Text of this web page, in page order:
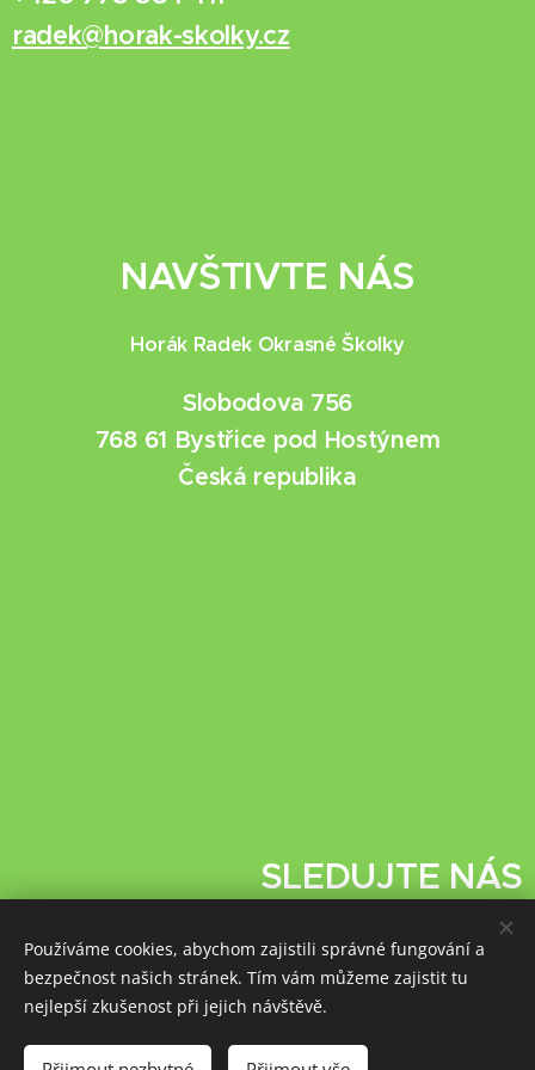
radek@horak-skolky.cz
NAVŠTIVTE NÁS
Horák Radek Okrasné Školky
Slobodova 756
768 61 Bystřice pod Hostýnem
Česká republika
SLEDUJTE NÁS
https://www.facebook.com/profile.php?
Používáme cookies, abychom zajistili správné fungování a
bezpečnost našich stránek. Tím vám můžeme zajistit tu
nejlepší zkušenost při jejich návštěvě.